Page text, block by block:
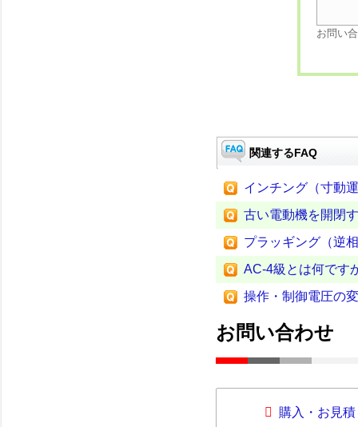
お問い
関連するFAQ
インチング（寸動
古い電動機を開閉
プラッギング（逆
AC-4級とは何です
操作・制御電圧の
お問い合わせ
購入・お見